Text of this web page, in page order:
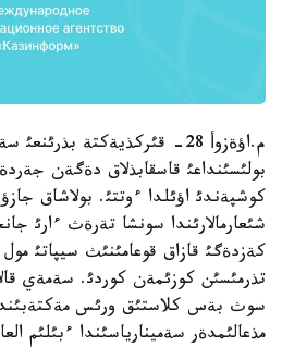
م.اؤةزوأ 28- قئركذيةكتة
بولئسئنداعئ قاسقابذلاق دةگةن
كوشپةندئ اؤئلدا ءوتتئ. بولاشاق
شئعارمالارئندا سونشا تةرةث ءارئ
كةزدةگئ قازاق قوعامئنئث سيپاتئ
تذرمئسئن كوزئمةن كوردئ. سةمةي
مذعالئمدةر سةمينارياسئندا ءبئلئم